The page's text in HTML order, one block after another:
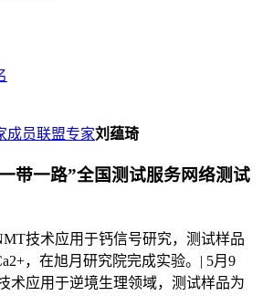
成员联盟专家刘蕴琦
带一路”全国测试服务网络测试
技术应用于钙信号研究，测试样品
，在旭月研究院完成实验。| 5月9
术应用于逆境生理领域，测试样品为